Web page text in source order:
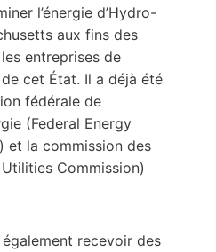
l’énergie d’Hydro-
aux fins des
entreprises de
cet État. Il a déjà été
fédérale de
(Federal Energy
et la commission des
Commission)
recevoir des